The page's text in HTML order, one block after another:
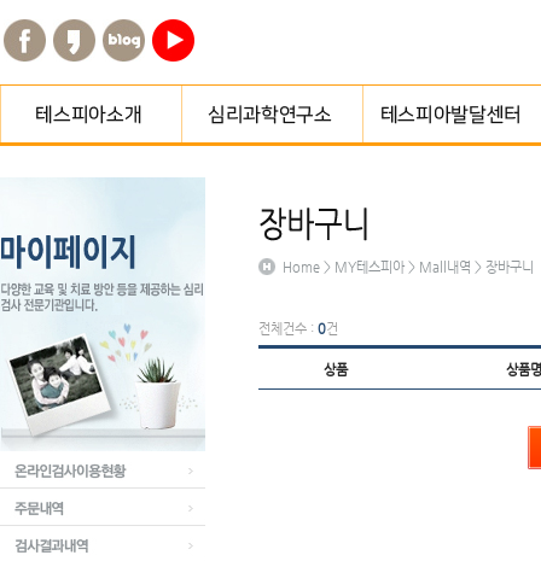
테스피아소개 심리과학연구소 소개
함께하는 분들
종합심리검사/심리평가
프로그램
센터소개
온라인검사이용현황
주문내역
Home > MY테스피아 > Mall내역 > 장바구니
전체건수 : 0건
상품 상품